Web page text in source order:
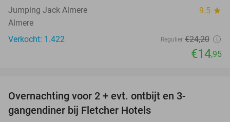
Jumping Jack Almere 9.5 star
Almere
Verkocht: 1.422
Regulier €24,20
€14,95
Overnachting voor 2 + evt. ontbijt en 3-
gangendiner bij Fletcher Hotels